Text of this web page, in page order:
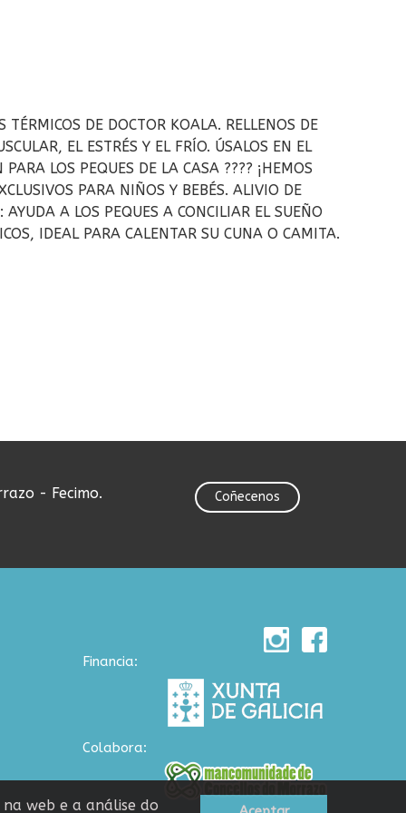
DE DOCTOR KOALA. RELLENOS DE
EL ESTRÉS Y EL FRÍO. ÚSALOS EN EL
LOS PEQUES DE LA CASA ???? ¡HEMOS
PARA NIÑOS Y BEBÉS. ALIVIO DE
A LOS PEQUES A CONCILIAR EL SUEÑO
IDEAL PARA CALENTAR SU CUNA O CAMITA.
- Fecimo. Coñecenos
Financia:
Colabora:
web e a análise do